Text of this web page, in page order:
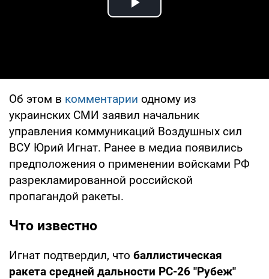
Play Video
Об этом в комментарии одному из
украинских СМИ заявил начальник
управления коммуникаций Воздушных сил
ВСУ Юрий Игнат. Ранее в медиа появились
предположения о применении войсками РФ
разрекламированной российской
пропагандой ракеты.
Что известно
Игнат подтвердил, что баллистическая
ракета средней дальности РС-26 "Рубеж"